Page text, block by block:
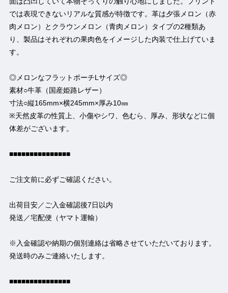
では表現できないリアルな質感が特徴です。革は夕張メロン（赤
肉メロン）とクラウンメロン（青肉メロン）タイプの2種類あ
り、製品はそれぞれの果肉色をイメージした内装で仕上げていま
す。
◎メロンなフラットポーチLサイズ◎
素材○牛革（国産姫路レザー）
寸法○縦165mm×横245mm×厚み10㎜
※天然皮革の性質上、小傷やシワ、色むら、厚み、形状などに個
体差がございます。
■■■■■■■■■■■■■■■
ご注文前に必ずご確認ください。
出荷目安／ご入金確認後7日以内
発送／宅配便（ヤマト運輸）
※入金確認や納期の個別連絡は省略させていただいております。
発送時のみご連絡いたします。
■■■■■■■■■■■■■■■